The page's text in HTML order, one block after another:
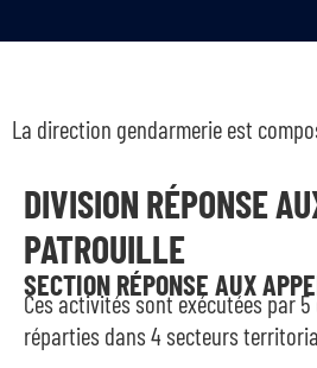
La direction gendarmerie est
DIVISION RÉPONSE
PATROUILLE
SECTION RÉPONSE AUX
Ces activités sont exécutées par
réparties dans 4 secteurs